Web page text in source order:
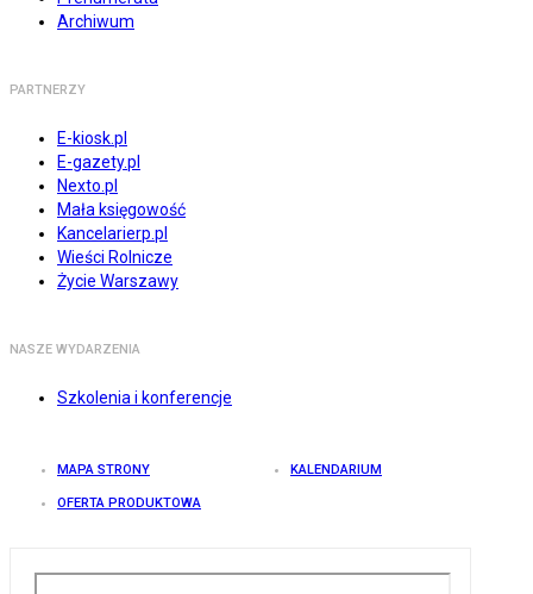
Archiwum
PARTNERZY
E-kiosk.pl
E-gazety.pl
Nexto.pl
Mała księgowość
Kancelarierp.pl
Wieści Rolnicze
Życie Warszawy
NASZE WYDARZENIA
Szkolenia i konferencje
MAPA STRONY KALENDARIUM
OFERTA PRODUKTOWA